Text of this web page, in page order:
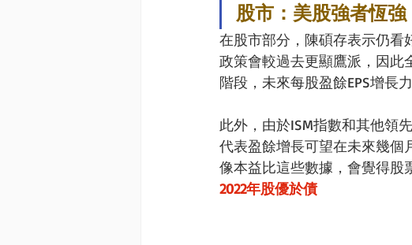
股市：美股強者恆
在股市部分，陳碩存表示仍看
政策會較過去更顯鷹派，因此
階段，未來每股盈餘EPS增長
此外，由於ISM指數和其他領
代表盈餘增長可望在未來幾個
像本益比這些數據，會覺得股
2022年股優於債